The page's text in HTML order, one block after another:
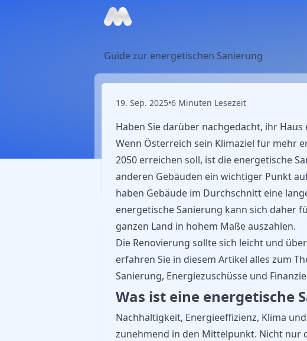
Guide zur energetischen Sanierung
19. Sep. 2025•6 Minuten Lesezeit
Haben Sie darüber nachgedacht, ihr
Wenn Österreich sein Klimaziel für mehr
2050 erreichen soll, ist die energetische
anderen Gebäuden ein wichtiger Punkt
haben Gebäude im Durchschnitt eine
energetische Sanierung kann sich daher
ganzen Land in hohem Maße auszahlen.
Die Renovierung sollte sich leicht und
erfahren Sie in diesem Artikel alles zum
Sanierung, Energiezuschüsse und
Was ist eine energetische
Nachhaltigkeit, Energieeffizienz, Klima
zunehmend in den Mittelpunkt. Nicht nur